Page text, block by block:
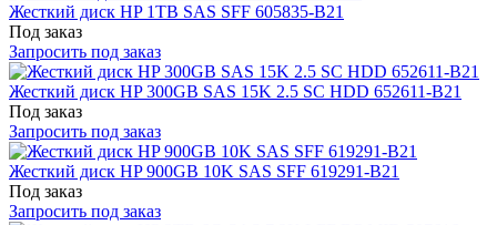
Жесткий диск HP 1TB SAS SFF 605835-B21
Под заказ
Запросить под заказ
Жесткий диск HP 300GB SAS 15K 2.5 SC HDD 652611-B21
Под заказ
Запросить под заказ
Жесткий диск HP 900GB 10K SAS SFF 619291-B21
Под заказ
Запросить под заказ